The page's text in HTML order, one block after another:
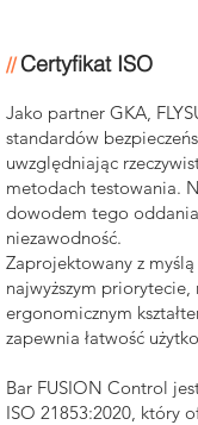
//Certyfikat ISO
Jako partner GKA,
standardów
uwzględniając
metodach testowania.
dowodem tego
niezawodność.
Zaprojektowany z
najwyższym priorytecie,
ergonomicznym
zapewnia łatwość
Bar FUSION Control
ISO 21853:2020, który